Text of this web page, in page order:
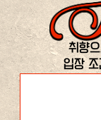
취향
입장